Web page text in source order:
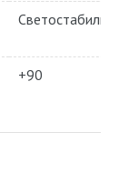
+90